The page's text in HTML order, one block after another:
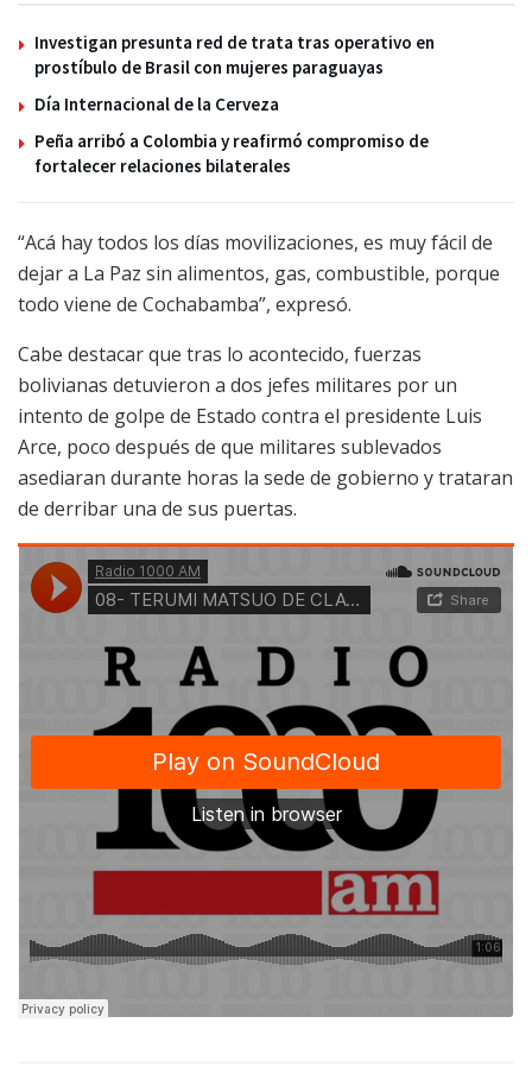
Investigan presunta red de trata tras operativo en
prostíbulo de Brasil con mujeres paraguayas
Día Internacional de la Cerveza
Peña arribó a Colombia y reafirmó compromiso de
fortalecer relaciones bilaterales
“Acá hay todos los días movilizaciones, es muy fácil de
dejar a La Paz sin alimentos, gas, combustible, porque
todo viene de Cochabamba”, expresó.
Cabe destacar que tras lo acontecido, fuerzas
bolivianas detuvieron a dos jefes militares por un
intento de golpe de Estado contra el presidente Luis
Arce, poco después de que militares sublevados
asediaran durante horas la sede de gobierno y trataran
de derribar una de sus puertas.